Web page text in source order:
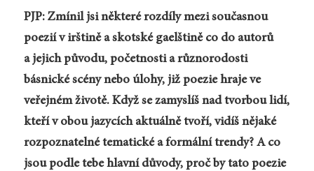
PJP: Zmínil jsi některé rozdíly mezi současnou
poezií v irštině a skotské gaelštině co do autorů
a jejich původu, početnosti a různorodosti
básnické scény nebo úlohy, již poezie hraje ve
veřejném životě. Když se zamyslíš nad tvorbou lidí,
kteří v obou jazycích aktuálně tvoří, vidíš nějaké
rozpoznatelné tematické a formální trendy? A co
jsou podle tebe hlavní důvody, proč by tato poezie